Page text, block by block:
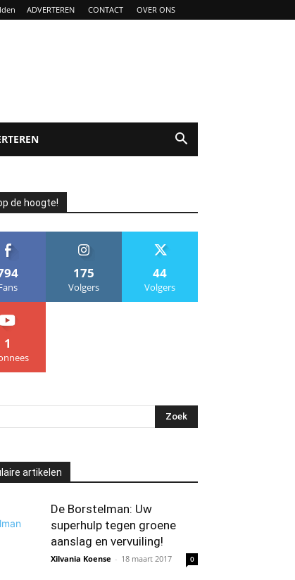
ADVERTEREN CONTACT OVER ONS
de hoogte!
175
Volgers
44
Volgers
1
artikelen
De Borstelman: Uw
superhulp tegen groene
aanslag en vervuiling!
Xilvania Koense - 18 maart 2017 0